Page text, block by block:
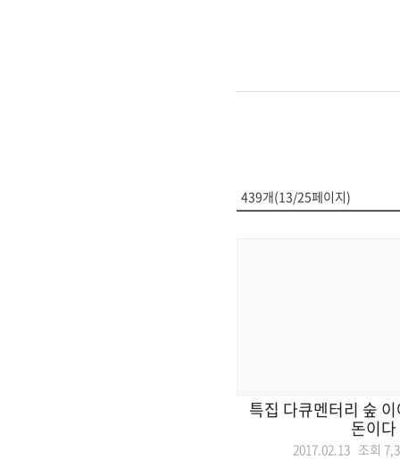
439개(13/25페이지)
특집 다큐멘터리 숲
돈이다
2017.02.13 조회